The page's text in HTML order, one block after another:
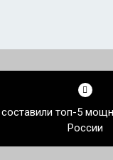
топ-5
России